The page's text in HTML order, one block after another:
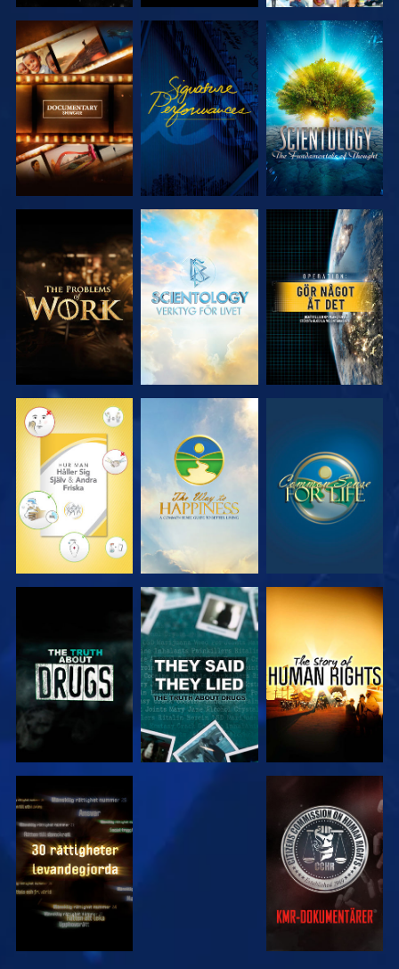
UTFORSKA
SERIEN
TITTA
UTFORSKA
SERIEN
UTFORSKA
SERIEN
UTFORSKA
SERIEN
TITTA
TITTA TITTA TITTA
TITTA TITTA
TITTA TITTA